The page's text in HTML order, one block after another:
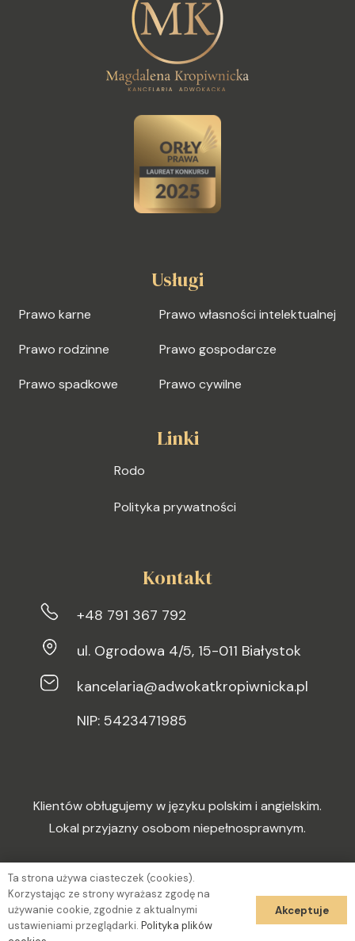
Usługi
Prawo karne
Prawo rodzinne
Prawo spadkowe
Prawo własności intelektualnej
Prawo gospodarcze
Prawo cywilne
Linki
Rodo
Polityka prywatności
Kontakt
+48 791 367 792
ul. Ogrodowa 4/5, 15-011 Białystok
kancelaria@adwokatkropiwnicka.pl
NIP: 5423471985
Klientów obługujemy w języku polskim i angielskim.
Lokal przyjazny osobom niepełnosprawnym.
Dbałość o wizerunekMarcetino
Ta strona używa ciasteczek (cookies).
Korzystając ze strony wyrażasz zgodę na
używanie cookie, zgodnie z aktualnymi
ustawieniami przeglądarki. Polityka plików
Akceptuje